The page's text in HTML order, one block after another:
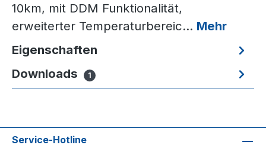
10km, mit DDM Funktionalität,
erweiterter Temperaturbereic… Mehr
Eigenschaften
Downloads
1
Service-Hotline